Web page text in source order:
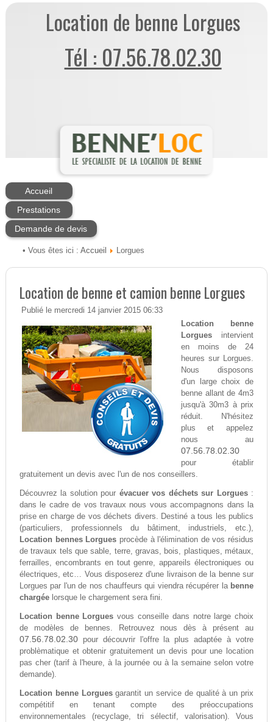
Location de benne Lorgues
Tél : 07.56.78.02.30
Accueil
Prestations
Demande de devis
• Vous êtes ici : Accueil Lorgues
Location de benne et camion benne Lorgues
Publié le mercredi 14 janvier 2015 06:33
Location benne
Lorguesintervient
en moins de 24
heures sur Lorgues.
Nous disposons
d'un large choix de
benne allant de 4m3
jusqu'à 30m3 à prix
réduit. N'hésitez
plus et appelez
nous au
07.56.78.02.30
pour établir
gratuitement un devis avec l'un de nos conseillers.
Découvrez la solution pour évacuer vos déchets sur Lorgues:
dans le cadre de vos travaux nous vous accompagnons dans la
prise en charge de vos déchets divers. Destiné a tous les publics
(particuliers, professionnels du bâtiment, industriels, etc.),
Location bennes Lorgues procède à l'élimination de vos résidus
de travaux tels que sable, terre, gravas, bois, plastiques, métaux,
ferrailles, encombrants en tout genre, appareils électroniques ou
électriques, etc… Vous disposerez d'une livraison de la benne sur
Lorgues par l'un de nos chauffeurs qui viendra récupérer la benne
chargéelorsque le chargement sera fini.
Location benne Lorgues vous conseille dans notre large choix
de modèles de bennes. Retrouvez nous dès à présent au
07.56.78.02.30pour découvrir l'offre la plus adaptée à votre
problèmatique et obtenir gratuitement un devis pour une location
pas cher (tarif à l'heure, à la journée ou à la semaine selon votre
demande).
Location benne Lorguesgarantit un service de qualité à un prix
compétitif en tenant compte des préoccupations
environnementales (recyclage, tri sélectif, valorisation). Vous